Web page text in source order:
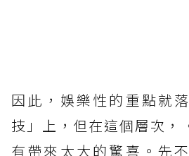
因此，娛樂性的重點就
技」上，但在這個層次，
有帶來太大的驚喜。先